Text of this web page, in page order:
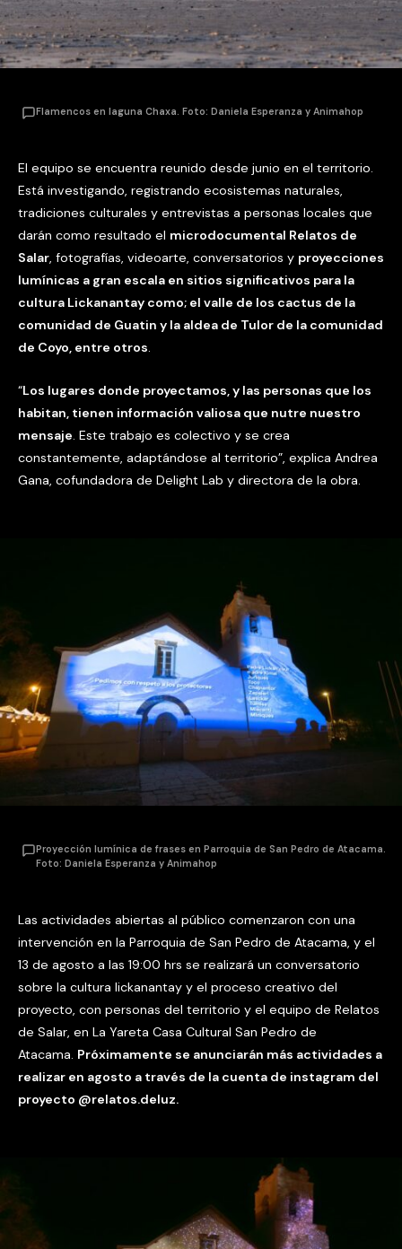
Flamencos en laguna Chaxa. Foto: Daniela Esperanza y Animahop
El equipo se encuentra reunido desde junio en el territorio.
Está investigando, registrando ecosistemas naturales,
tradiciones culturales y entrevistas a personas locales que
darán como resultado el microdocumental Relatos de
Salar, fotografías, videoarte, conversatorios y proyecciones
lumínicas a gran escala en sitios significativos para la
cultura Lickanantay como; el valle de los cactus de la
comunidad de Guatin y la aldea de Tulor de la comunidad
de Coyo, entre otros.
“Los lugares donde proyectamos, y las personas que los
habitan, tienen información valiosa que nutre nuestro
mensaje. Este trabajo es colectivo y se crea
constantemente, adaptándose al territorio”, explica Andrea
Gana, cofundadora de Delight Lab y directora de la obra.
Proyección lumínica de frases en Parroquia de San Pedro de Atacama.
Foto: Daniela Esperanza y Animahop
Las actividades abiertas al público comenzaron con una
intervención en la Parroquia de San Pedro de Atacama, y el
13 de agosto a las 19:00 hrs se realizará un conversatorio
sobre la cultura lickanantay y el proceso creativo del
proyecto, con personas del territorio y el equipo de Relatos
de Salar, en La Yareta Casa Cultural San Pedro de
Atacama. Próximamente se anunciarán más actividades a
realizar en agosto a través de la cuenta de instagram del
proyecto @relatos.deluz.